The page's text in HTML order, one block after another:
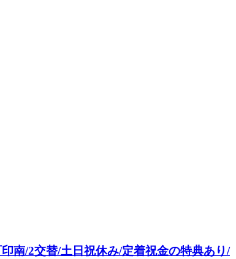
南/2交替/土日祝休み/定着祝金の特典あり/